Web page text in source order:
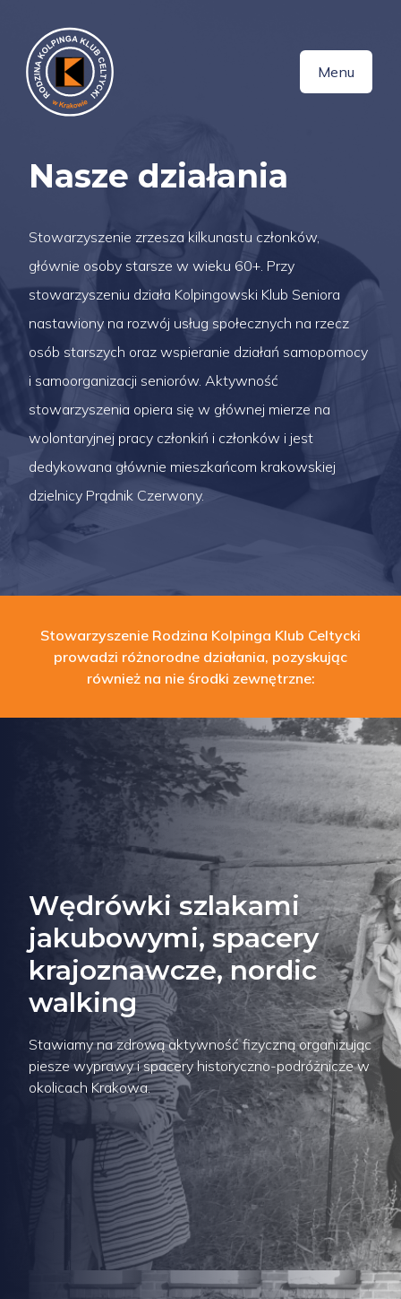
Menu
Nasze działania
Stowarzyszenie zrzesza kilkunastu członków,
głównie osoby starsze w wieku 60+. Przy
stowarzyszeniu działa Kolpingowski Klub Seniora
nastawiony na rozwój usług społecznych na rzecz
osób starszych oraz wspieranie działań samopomocy
i samoorganizacji seniorów. Aktywność
stowarzyszenia opiera się w głównej mierze na
wolontaryjnej pracy członkiń i członków i jest
dedykowana głównie mieszkańcom krakowskiej
dzielnicy Prądnik Czerwony.
Stowarzyszenie Rodzina Kolpinga Klub Celtycki
prowadzi różnorodne działania, pozyskując
również na nie środki zewnętrzne:
Wędrówki szlakami
jakubowymi, spacery
krajoznawcze, nordic
walking
Stawiamy na zdrową aktywność fizyczną organizując
piesze wyprawy i spacery historyczno-podróżnicze w
okolicach Krakowa.